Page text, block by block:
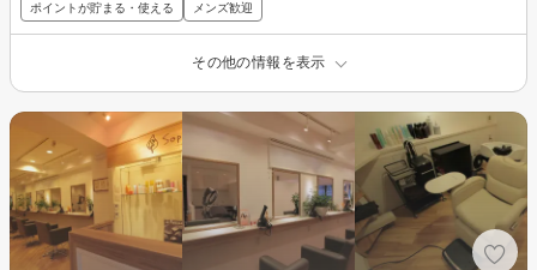
ポイントが貯まる・使える メンズ歓迎
その他の情報を表示